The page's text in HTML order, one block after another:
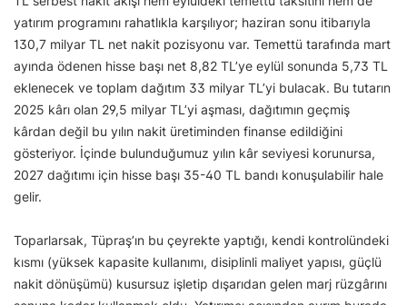
yatırım programını rahatlıkla karşılıyor; haziran sonu itibarıyla
130,7 milyar TL net nakit pozisyonu var. Temettü tarafında mart
ayında ödenen hisse başı net 8,82 TL’ye eylül sonunda 5,73 TL
eklenecek ve toplam dağıtım 33 milyar TL’yi bulacak. Bu tutarın
2025 kârı olan 29,5 milyar TL’yi aşması, dağıtımın geçmiş
kârdan değil bu yılın nakit üretiminden finanse edildiğini
gösteriyor. İçinde bulunduğumuz yılın kâr seviyesi korunursa,
2027 dağıtımı için hisse başı 35-40 TL bandı konuşulabilir hale
gelir.
Toparlarsak, Tüpraş’ın bu çeyrekte yaptığı, kendi kontrolündeki
kısmı (yüksek kapasite kullanımı, disiplinli maliyet yapısı, güçlü
nakit dönüşümü) kusursuz işletip dışarıdan gelen marj rüzgârını